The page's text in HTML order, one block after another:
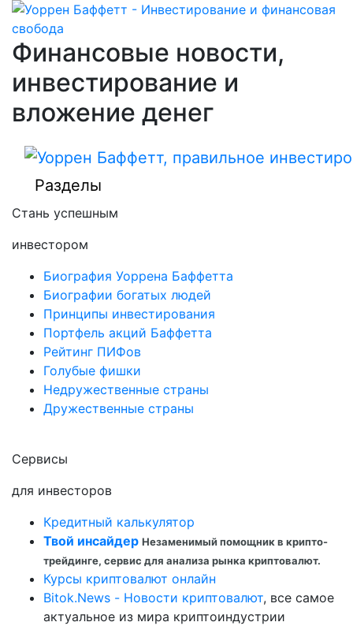
Финансовые новости,
инвестирование и
вложение денег
Разделы
Стань успешным
инвестором
Биография Уоррена Баффетта
Биографии богатых людей
Принципы инвестирования
Портфель акций Баффетта
Рейтинг ПИФов
Голубые фишки
Недружественные страны
Дружественные страны
Сервисы
для инвесторов
Кредитный калькулятор
Твой инсайдер Незаменимый помощник в крипто-
трейдинге, сервис для анализа рынка криптовалют.
Курсы криптовалют онлайн
Bitok.News - Новости криптовалют, все самое
актуальное из мира криптоиндустрии